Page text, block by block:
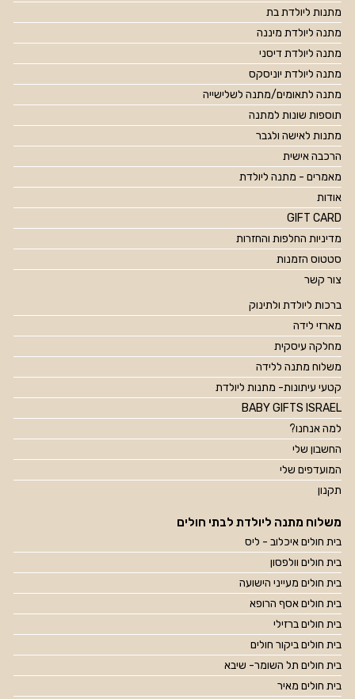
מתנות ליולדת בת
מתנה ליולדת מיננה
מתנה ליולדת דיסני
מתנה ליולדת יוניסקס
מתנה לתאומים/מתנה לשלישייה
תוספות שונות למתנה
מתנות לאישה ולגבר
הרכבה אישית
מאמרים - מתנה ליולדת
אודות
GIFT CARD
מדיניות החלפות והחזרות
סטטוס הזמנות
צור קשר
ברכות ליולדת ולתינוק
מארזי לידה
מחלקה עיסקית
משלוח מתנה ללידה
קטעי עיתונות- מתנות ליולדת
BABY GIFTS ISRAEL
למה אנחנו?
החשבון שלי
המועדפים שלי
תקנון
משלוח מתנה ליולדת לבתי חולים
בית חולים איכלוב - ליס
בית חולים וולפסון
בית חולים מעייני הישועה
בית חולים אסף הרופא
בית חולים ברזילי
בית חולים ביקור חולים
בית חולים תל השומר- שיבא
בית חולים מאיר